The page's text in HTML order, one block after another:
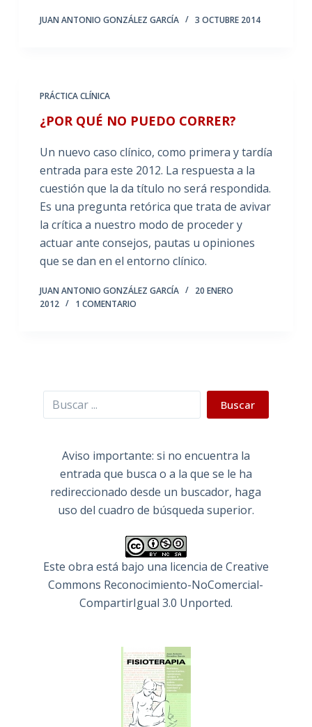
JUAN ANTONIO GONZÁLEZ GARCÍA 3 OCTUBRE 2014
PRÁCTICA CLÍNICA
¿POR QUÉ NO PUEDO CORRER?
Un nuevo caso clínico, como primera y tardía
entrada para este 2012. La respuesta a la
cuestión que la da título no será respondida.
Es una pregunta retórica que trata de avivar
la crítica a nuestro modo de proceder y
actuar ante consejos, pautas u opiniones
que se dan en el entorno clínico.
JUAN ANTONIO GONZÁLEZ GARCÍA
20 ENERO
2012
1 COMENTARIO
Buscar Buscar
Aviso importante: si no encuentra la
entrada que busca o a la que se le ha
redireccionado desde un buscador, haga
uso del cuadro de búsqueda superior.
Este obra está bajo una licencia de Creative
Commons Reconocimiento-NoComercial-
CompartirIgual 3.0 Unported.